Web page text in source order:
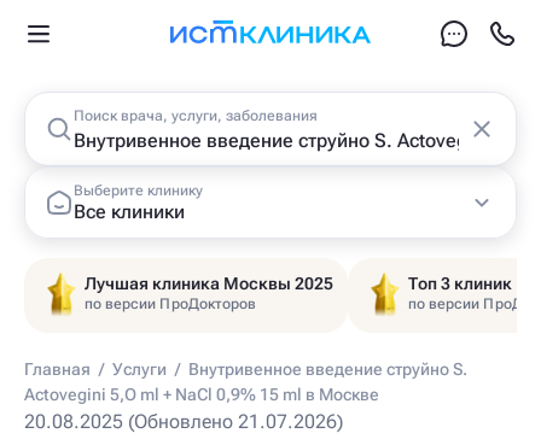
Поиск врача, услуги, заболевания
Выберите клинику
Все клиники
Лучшая клиника Москвы 2025
по версии ПроДокторов
Топ 3 клиник
по версии
Главная / Услуги / Внутривенное введение струйно S.
Actovegini 5,O ml + NaCl 0,9% 15 ml в Москве
20.08.2025 (Обновлено 21.07.2026)